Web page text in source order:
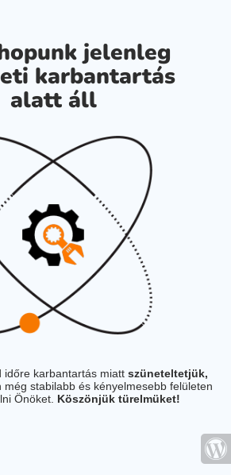
jelenleg
karbantartás
alatt áll
időre karbantartás miatt szüneteltetjük,
még stabilabb és kényelmesebb felületen
Önöket. Köszönjük türelmüket!